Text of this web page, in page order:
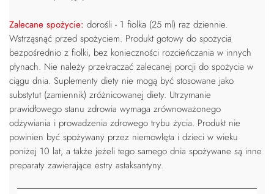
Zalecane spożycie: dorośli - 1 fiolka (25 ml) raz dziennie.
Wstrząsnąć przed spożyciem. Produkt gotowy do spożycia
bezpośrednio z fiolki, bez konieczności rozcieńczania w innych
płynach. Nie należy przekraczać zalecanej porcji do spożycia w
ciągu dnia. Suplementy diety nie mogą być stosowane jako
substytut (zamiennik) zróżnicowanej diety. Utrzymanie
prawidłowego stanu zdrowia wymaga zrównoważonego
odżywiania i prowadzenia zdrowego trybu życia. Produkt nie
powinien być spożywany przez niemowlęta i dzieci w wieku
poniżej 10 lat, a także jeżeli tego samego dnia spożywane są inne
preparaty zawierające estry astaksantyny.